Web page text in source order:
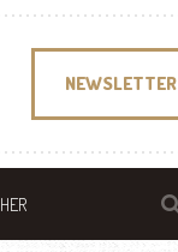
NEWSLETTER